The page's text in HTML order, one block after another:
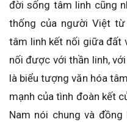
đời sống tâm linh cũng
thống của người Việt
tâm linh kết nối giữa đất
nối được với thần linh,
là biểu tượng văn hóa
mạnh của tình đoàn kết
Nam nói chung và